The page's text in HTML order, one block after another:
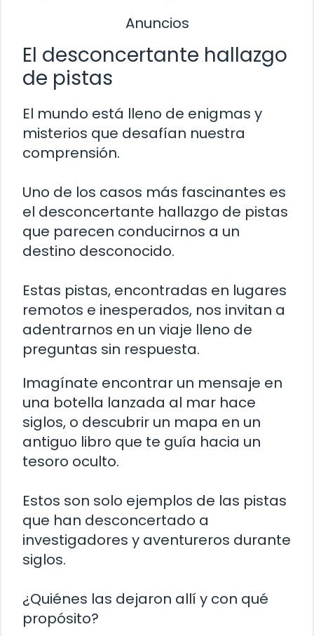
Anuncios
El desconcertante hallazgo
de pistas
El mundo está lleno de enigmas y
misterios que desafían nuestra
comprensión.
Uno de los casos más fascinantes es
el desconcertante hallazgo de pistas
que parecen conducirnos a un
destino desconocido.
Estas pistas, encontradas en lugares
remotos e inesperados, nos invitan a
adentrarnos en un viaje lleno de
preguntas sin respuesta.
Imagínate encontrar un mensaje en
una botella lanzada al mar hace
siglos, o descubrir un mapa en un
antiguo libro que te guía hacia un
tesoro oculto.
Estos son solo ejemplos de las pistas
que han desconcertado a
investigadores y aventureros durante
siglos.
¿Quiénes las dejaron allí y con qué
propósito?